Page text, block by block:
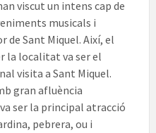
viscut un intens cap de
musicals i
Sant Miquel. Així, el
la localitat va ser el
visita a Sant Miquel.
gran afluència
ser la principal atracció
pebrera, ou i